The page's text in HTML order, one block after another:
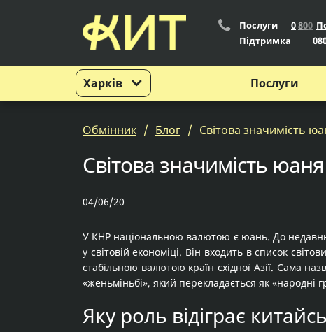
Харків
Послуги 0800
Підтримка
Послуги
Обмінник Блог Світова значимість
Світова значимість юаня
04/06/20
У КНР національною валютою є юань. До
у світовій економіці. Він входить в список
стабільною валютою країн східної Азії. Сама
«женьміньбі», який перекладається як «народні
Яку роль відіграє